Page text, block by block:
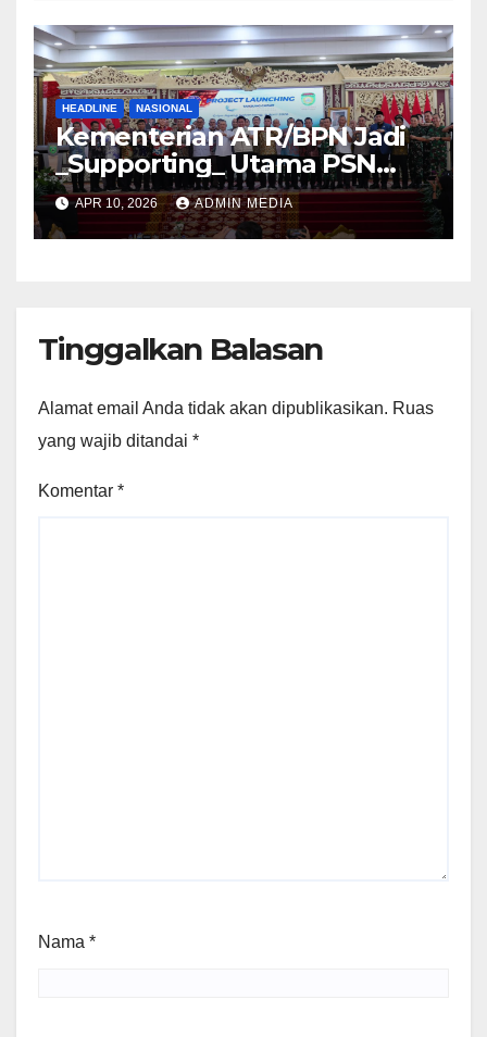
HEADLINE NASIONAL
Kementerian ATR/BPN Jadi
_Supporting_ Utama PSN
Pelabuhan Palembang Baru
Tanjung Carat
APR 10, 2026 ADMIN MEDIA
Tinggalkan Balasan
Alamat email Anda tidak akan dipublikasikan. Ruas
yang wajib ditandai *
Komentar *
Nama *